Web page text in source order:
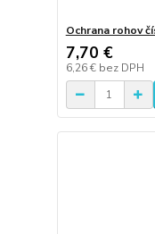
Ochrana rohov
7,70 €
6,26 € bez DPH